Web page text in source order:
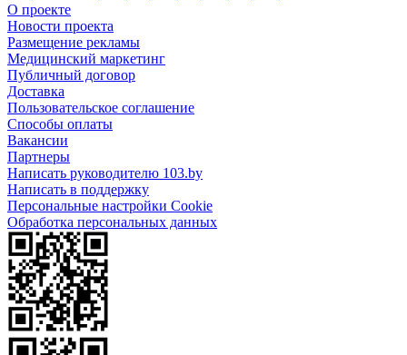
О проекте
Новости проекта
Размещение рекламы
Медицинский маркетинг
Публичный договор
Доставка
Пользовательское соглашение
Способы оплаты
Вакансии
Партнеры
Написать руководителю 103.by
Написать в поддержку
Персональные настройки Cookie
Обработка персональных данных